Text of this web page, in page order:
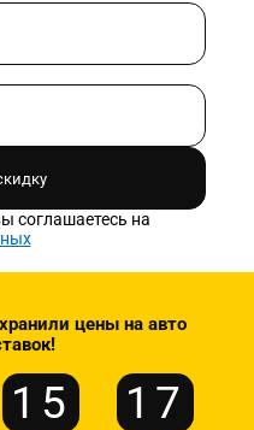
соглашаетесь на
цены на авто
15 15